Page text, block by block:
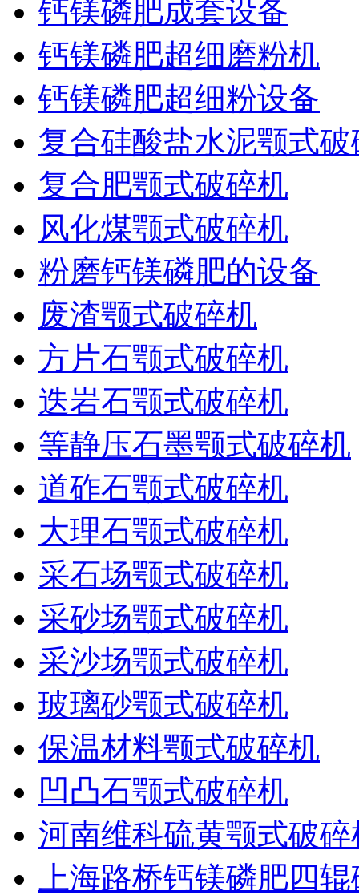
钙镁磷肥成套设备
钙镁磷肥超细磨粉机
钙镁磷肥超细粉设备
复合硅酸盐水泥颚式破
复合肥颚式破碎机
风化煤颚式破碎机
粉磨钙镁磷肥的设备
废渣颚式破碎机
方片石颚式破碎机
迭岩石颚式破碎机
等静压石墨颚式破碎机
道砟石颚式破碎机
大理石颚式破碎机
采石场颚式破碎机
采砂场颚式破碎机
采沙场颚式破碎机
玻璃砂颚式破碎机
保温材料颚式破碎机
凹凸石颚式破碎机
河南维科硫黄颚式破碎
上海路桥钙镁磷肥四